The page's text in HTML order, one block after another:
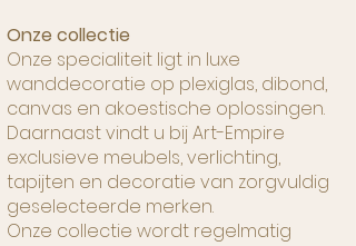
Onze collectie
Onze specialiteit ligt in luxe
wanddecoratie op plexiglas, dibond,
canvas en akoestische oplossingen.
Daarnaast vindt u bij Art-Empire
exclusieve meubels, verlichting,
tapijten en decoratie van zorgvuldig
geselecteerde merken.
Onze collectie wordt regelmatig